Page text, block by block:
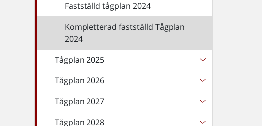
Fastställd tågplan 2024
Kompletterad fastställd Tågplan
2024
Tågplan 2025
Tågplan 2026
Tågplan 2027
Tågplan 2028